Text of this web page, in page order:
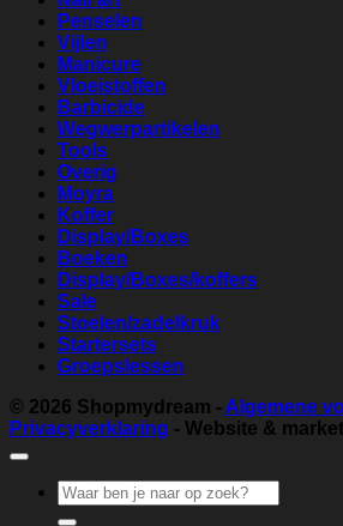
Penselen
Vijlen
Manicure
Vloeistoffen
Barbicide
Wegwerpartikelen
Tools
Overig
Moyra
Koffer
Display/Boxes
Boeken
Display/Boxes/koffers
Sale
Stoelen/zadelkruk
Startersets
Groepslessen
© 2026 Shopmydream - Algemene
Privacyverklaring - Website &
Zoeken
naar: